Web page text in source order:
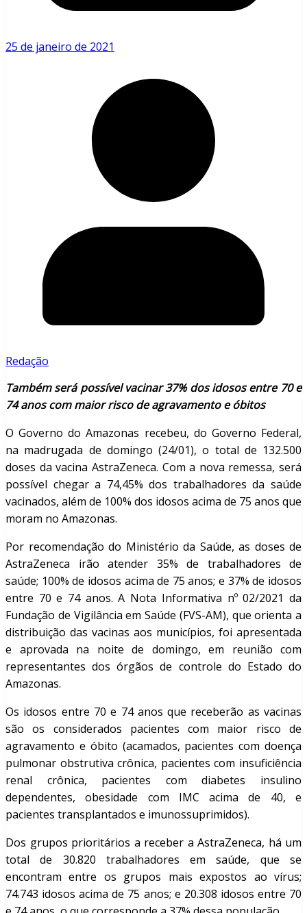
25 de janeiro de 2021
Redação
Também será possível vacinar 37% dos idosos entre 70 e
74 anos com maior risco de agravamento e óbitos
O Governo do Amazonas recebeu, do Governo Federal,
na madrugada de domingo (24/01), o total de 132.500
doses da vacina AstraZeneca. Com a nova remessa, será
possível chegar a 74,45% dos trabalhadores da saúde
vacinados, além de 100% dos idosos acima de 75 anos que
moram no Amazonas.
Por recomendação do Ministério da Saúde, as doses de
AstraZeneca irão atender 35% de trabalhadores de
saúde; 100% de idosos acima de 75 anos; e 37% de idosos
entre 70 e 74 anos. A Nota Informativa nº 02/2021 da
Fundação de Vigilância em Saúde (FVS-AM), que orienta a
distribuição das vacinas aos municípios, foi apresentada
e aprovada na noite de domingo, em reunião com
representantes dos órgãos de controle do Estado do
Amazonas.
Os idosos entre 70 e 74 anos que receberão as vacinas
são os considerados pacientes com maior risco de
agravamento e óbito (acamados, pacientes com doença
pulmonar obstrutiva crônica, pacientes com insuficiência
renal crônica, pacientes com diabetes insulino
dependentes, obesidade com IMC acima de 40, e
pacientes transplantados e imunossuprimidos).
Dos grupos prioritários a receber a AstraZeneca, há um
total de 30.820 trabalhadores em saúde, que se
encontram entre os grupos mais expostos ao vírus;
74.743 idosos acima de 75 anos; e 20.308 idosos entre 70